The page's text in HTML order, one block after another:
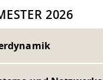
2026